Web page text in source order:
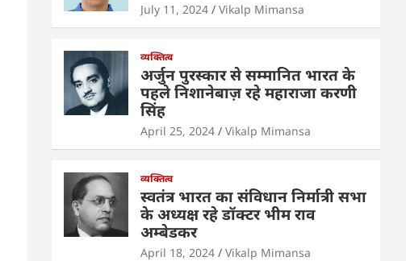
July 11, 2024 Vikalp Mimansa
व्यक्तित्व
अर्जुन पुरस्कार से सम्मानित भारत के
पहले निशानेबाज़ रहे महाराजा करणी
सिंह
April 25, 2024 Vikalp Mimansa
व्यक्तित्व
स्वतंत्र भारत का संविधान निर्मात्री सभा
के अध्यक्ष रहे डॉक्टर भीम राव
अम्बेडकर
April 18, 2024 Vikalp Mimansa